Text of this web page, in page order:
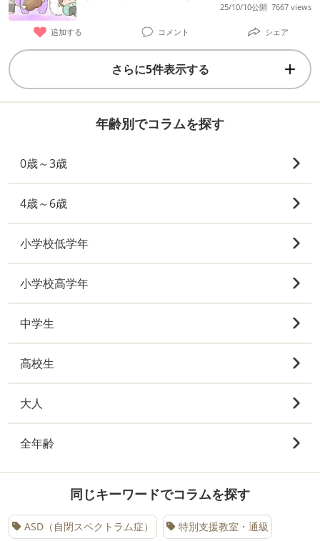
25/10/10公開 7667 views
追加する コメント シェア
さらに5件表示する
年齢別でコラムを探す
0歳～3歳
4歳～6歳
小学校低学年
小学校高学年
中学生
高校生
大人
全年齢
同じキーワードでコラムを探す
ASD（自閉スペクトラム症） 特別支援教室・通級